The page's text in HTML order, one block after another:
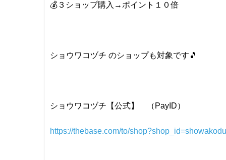
💰３ショップ購入→ポイント１０倍
ショウワコヅチ のショップも対象です🎵
ショウワコヅチ【公式】 （PayID）
https://thebase.com/to/